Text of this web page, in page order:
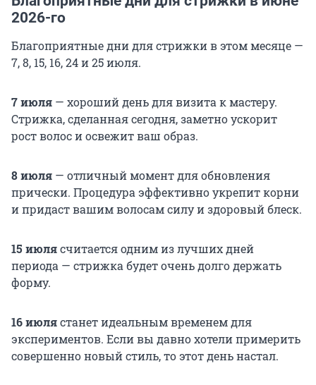
2026-го
Благоприятные дни для стрижки в этом месяце —
7, 8, 15, 16, 24 и 25 июля.
7 июля — хороший день для визита к мастеру.
Стрижка, сделанная сегодня, заметно ускорит
рост волос и освежит ваш образ.
8 июля — отличный момент для обновления
прически. Процедура эффективно укрепит корни
и придаст вашим волосам силу и здоровый блеск.
15 июлясчитается одним из лучших дней
периода — стрижка будет очень долго держать
форму.
16 июлястанет идеальным временем для
экспериментов. Если вы давно хотели примерить
совершенно новый стиль, то этот день настал.